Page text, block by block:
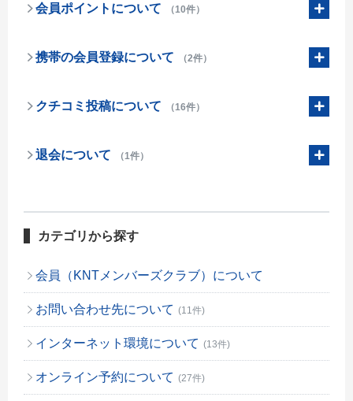
会員ポイントについて （10件）
携帯の会員登録について （2件）
クチコミ投稿について （16件）
退会について （1件）
カテゴリから探す
会員（KNTメンバーズクラブ）について
お問い合わせ先について (11件)
インターネット環境について (13件)
オンライン予約について (27件)